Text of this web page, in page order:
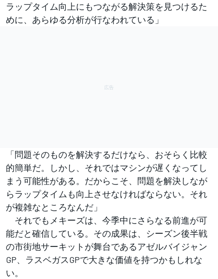
ラップタイム向上にもつながる解決策を見つけるた
めに、あらゆる分析が行なわれている」
「問題そのものを解決するだけなら、おそらく比較
的簡単だ。しかし、それではマシンが遅くなってし
まう可能性がある。だからこそ、問題を解決しなが
らラップタイムも向上させなければならない。それ
が複雑なところなんだ」
それでもメキーズは、今季中にさらなる前進が可
能だと確信している。その成果は、シーズン後半戦
の市街地サーキットが舞台であるアゼルバイジャン
GP、ラスベガスGPで大きな価値を持つかもしれな
い。